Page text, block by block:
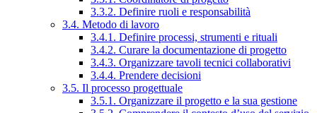
3.3.2. Definire ruoli e responsabilità
3.4. Metodo di lavoro
3.4.1. Definire processi, strumenti e rituali
3.4.2. Curare la documentazione di progetto
3.4.3. Organizzare tavoli tecnici collaborativi
3.4.4. Prendere decisioni
3.5. Il processo progettuale
3.5.1. Organizzare il progetto e la sua gestione